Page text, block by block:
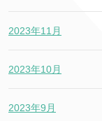
2023年11月
2023年10月
2023年9月